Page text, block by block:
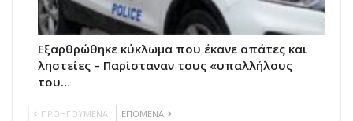
Εξαρθρώθηκε κύκλωμα που έκανε απάτες και
ληστείες – Παρίσταναν τους «υπαλλήλους
του…
ΠΡΟΗΓΟΥΜΕΝΑ ΕΠΟΜΕΝΑ